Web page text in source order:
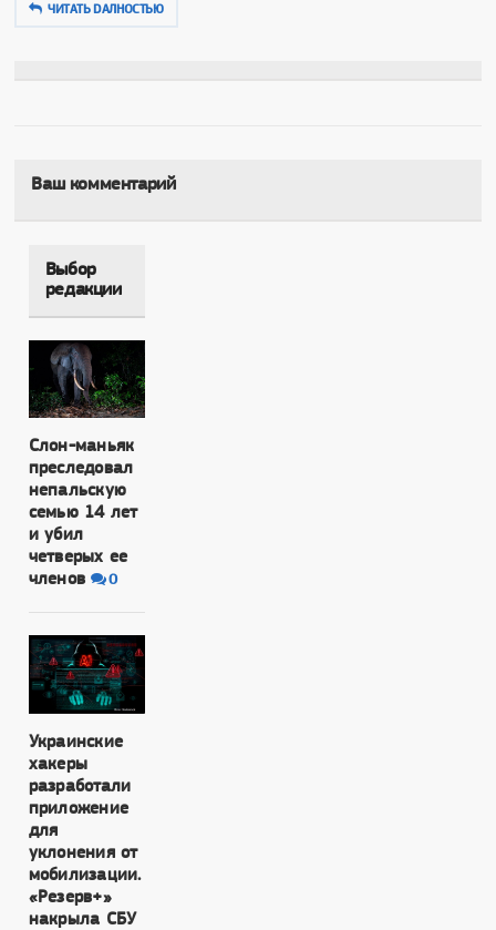
ЧИТАТЬ DAЛНОСТЬЮ
Ваш комментарий
Выбор
редакции
Слон-маньяк
преследовал
непальскую
семью 14 лет
и убил
четверых ее
членов
0
Украинские
хакеры
разработали
приложение
для
уклонения от
мобилизации.
«Резерв+»
накрыла СБУ